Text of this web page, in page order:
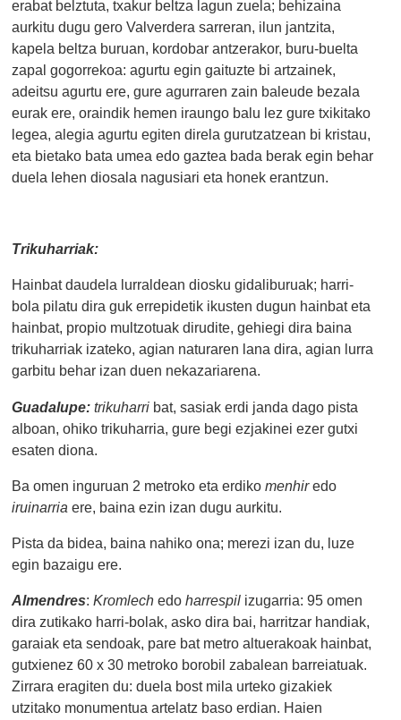
erabat belztuta, txakur beltza lagun zuela; behizaina
aurkitu dugu gero Valverdera sarreran, ilun jantzita,
kapela beltza buruan, kordobar antzerakor, buru-buelta
zapal gogorrekoa: agurtu egin gaituzte bi artzainek,
adeitsu agurtu ere, gure agurraren zain baleude bezala
eurak ere, oraindik hemen iraungo balu lez gure txikitako
legea, alegia agurtu egiten direla gurutzatzean bi kristau,
eta bietako bata umea edo gaztea bada berak egin behar
duela lehen diosala nagusiari eta honek erantzun.
Trikuharriak:
Hainbat daudela lurraldean diosku gidaliburuak; harri-
bola pilatu dira guk errepidetik ikusten dugun hainbat eta
hainbat, propio multzotuak dirudite, gehiegi dira baina
trikuharriak izateko, agian naturaren lana dira, agian lurra
garbitu behar izan duen nekazariarena.
Guadalupe:trikuharri bat, sasiak erdi janda dago pista
alboan, ohiko trikuharria, gure begi ezjakinei ezer gutxi
esaten diona.
Ba omen inguruan 2 metroko eta erdikomenhiredo
iruinarria ere, baina ezin izan dugu aurkitu.
Pista da bidea, baina nahiko ona; merezi izan du, luze
egin bazaigu ere.
Almendres:Kromlechedoharrespil izugarria: 95 omen
dira zutikako harri-bolak, asko dira bai, harritzar handiak,
garaiak eta sendoak, pare bat metro altuerakoak hainbat,
gutxienez 60 x 30 metroko borobil zabalean barreiatuak.
Zirrara eragiten du: duela bost mila urteko gizakiek
utzitako monumentua artelatz baso erdian. Haien